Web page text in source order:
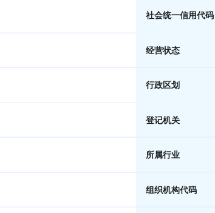
社会统一信用代码
经营状态
行政区划
登记机关
所属行业
组织机构代码